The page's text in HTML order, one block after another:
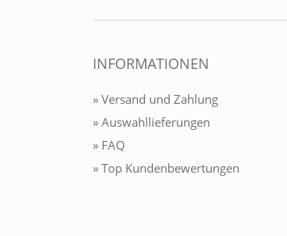
INFORMATIONEN
» Versand und Zahlung
» Auswahllieferungen
» FAQ
» Top Kundenbewertungen